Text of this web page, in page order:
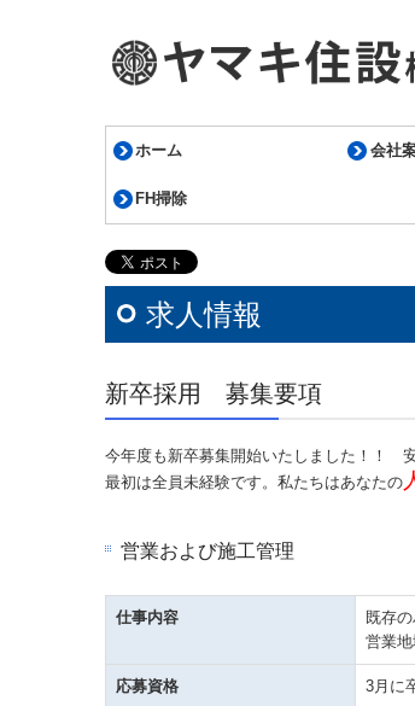
ホーム 会社
FH掃除
求人情報
新卒採用 募集要項
今年度も新卒募集開始いたしました！！
最初は全員未経験です。私たちはあなたの
営業および施工管理
仕事内容
既存
営業
応募資格 3月に